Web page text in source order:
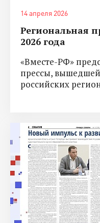
14 апреля 2026
Региональная
2026 года
«Вместе-РФ»
прессы,
российских